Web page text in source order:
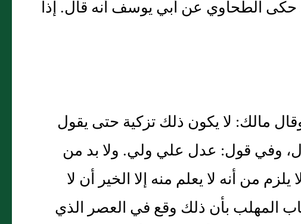
الطحاوي عن أبي يوسف أنه قال. إذا
مالك: لا يكون ذلك تزكية حتى يقول
وفي قول: عدل علي ولي. ولا بد من
من أنه لا يعلم منه إلا الخير أن لا
المهلب بأن ذلك وقع في العصر الذي